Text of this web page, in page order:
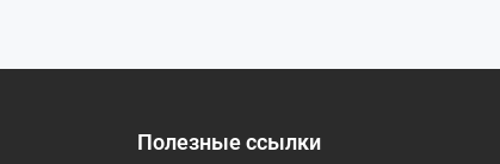
Полезные ссылки